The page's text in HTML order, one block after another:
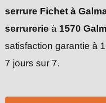
serrure Fichet à
serrurerie à 1570
satisfaction garantie à
7 jours sur 7.